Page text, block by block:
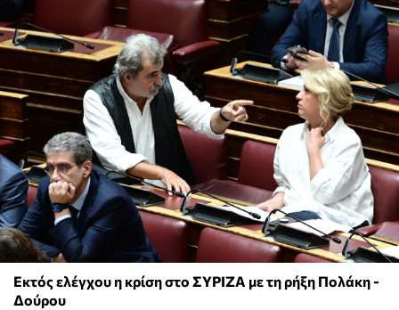
Εκτός ελέγχου η κρίση στο ΣΥΡΙΖΑ με τη ρήξη Πολάκη -
Δούρου